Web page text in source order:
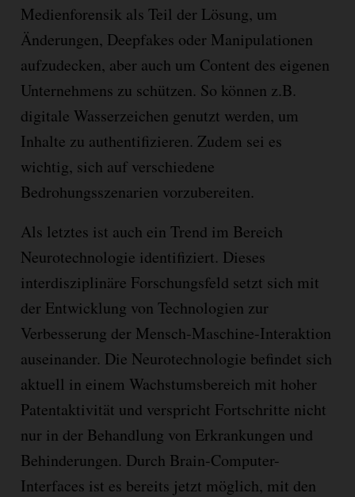
Medienforensik als Teil der Lösung, um
Änderungen, Deepfakes oder Manipulationen
aufzudecken, aber auch um Content des eigenen
Unternehmens zu schützen. So können z.B.
digitale Wasserzeichen genutzt werden, um
Inhalte zu authentifizieren. Zudem sei es
wichtig, sich auf verschiedene
Bedrohungsszenarien vorzubereiten.
Als letztes ist auch ein Trend im Bereich
Neurotechnologie identifiziert. Dieses
interdisziplinäre Forschungsfeld setzt sich mit
der Entwicklung von Technologien zur
Verbesserung der Mensch-Maschine-Interaktion
auseinander. Die Neurotechnologie befindet sich
aktuell in einem Wachstumsbereich mit hoher
Patentaktivität und verspricht Fortschritte nicht
nur in der Behandlung von Erkrankungen und
Behinderungen. Durch Brain-Computer-
Interfaces ist es bereits jetzt möglich, mit den